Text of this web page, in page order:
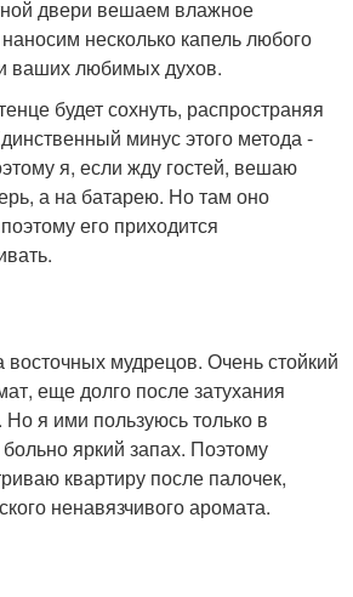
двери вешаем влажное
несколько капель любого
ваших любимых духов.
будет сохнуть, распространяя
минус этого метода -
я, если жду гостей, вешаю
а на батарею. Но там оно
его приходится
мудрецов. Очень стойкий
еще долго после затухания
я ими пользуюсь только в
яркий запах. Поэтому
квартиру после палочек,
ненавязчивого аромата.